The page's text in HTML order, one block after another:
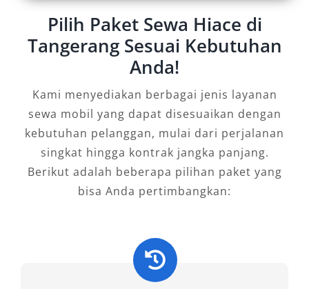
Bagi Anda yang membutuhkan solusi
transportasi berkelas untuk kegiatan bersama
keluarga, komunitas, atau tim perusahaan,
rental mobil Hiace Tangerang di Salsa Wisata
adalah pilihan bijak. Pesan sekarang dan
rasakan kemudahan serta kenyamanan yang
sesungguhnya dalam setiap perjalanan Anda.
Tipe Mobil Hiace yang Kami
Sewakan
akan kendaraan berkapasitas besar yang tetap
mengedepankan kenyamanan dan efisiensi
menjadi sangat penting, terutama untuk
Pilih Paket Sewa Hiace di
Tangerang Sesuai Kebutuhan
Anda!
Kami menyediakan berbagai jenis layanan
sewa mobil yang dapat disesuaikan dengan
kebutuhan pelanggan, mulai dari perjalanan
singkat hingga kontrak jangka panjang.
Berikut adalah beberapa pilihan paket yang
bisa Anda pertimbangkan: